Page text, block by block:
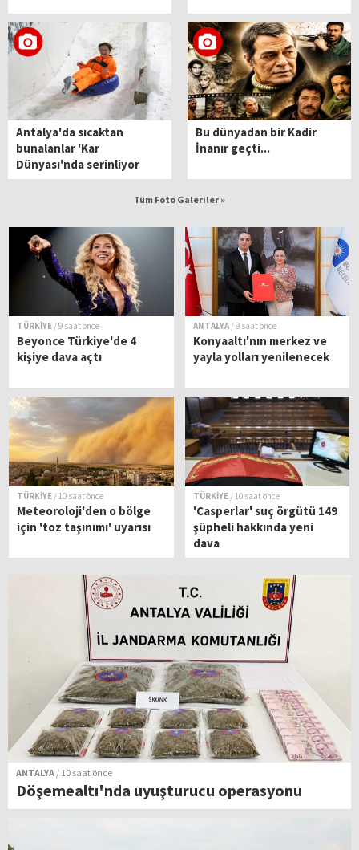
Antalya'da sıcaktan
bunalanlar 'Kar
Dünyası'nda serinliyor
Bu dünyadan bir Kadir
İnanır geçti...
Tüm Foto Galeriler »
TÜRKİYE / 9 saat önce
Beyonce Türkiye'de 4
kişiye dava açtı
ANTALYA / 9 saat önce
Konyaaltı'nın merkez ve
yayla yolları yenilenecek
TÜRKİYE / 10 saat önce
Meteoroloji'den o bölge
için 'toz taşınımı' uyarısı
TÜRKİYE / 10 saat önce
'Casperlar' suç örgütü 149
şüpheli hakkında yeni
dava
ANTALYA / 10 saat önce
Döşemealtı'nda uyuşturucu operasyonu